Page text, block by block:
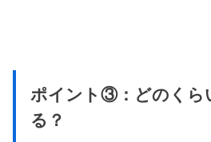
ポイント③：どのくら
る？